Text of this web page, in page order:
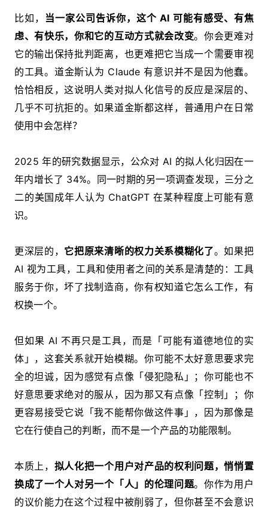
比如， 当一家公司告诉你，这个 AI 可能有感受、有焦
虑、有快乐，你和它的互动方式就会改变。你会更难对
它的输出保持批判距离，也更难把它当成一个需要审视
的工具。道金斯认为 Claude 有意识并不是因为他蠢。
恰恰相反，这说明人类对拟人化信号的反应是深层的、
几乎不可抗拒的。如果道金斯都这样，普通用户在日常
使用中会怎样？
2025 年的研究数据显示，公众对 AI 的拟人化归因在一
年内增长了 34%。同一时期的另一项调查发现，三分之
二的美国成年人认为 ChatGPT 在某种程度上可能有意
识。
更深层的， 它把原来清晰的权力关系模糊化了。如果把
AI 视为工具，工具和使用者之间的关系是清楚的：工具
服务于你，坏了找制造商，你有权知道它怎么工作，有
权换一个。
但如果 AI 不再只是工具，而是「可能有道德地位的实
体」，这套关系就开始模糊。你可能不太好意思要求完
全的坦诚，因为感觉有点像「侵犯隐私」；你可能也不
好意思要求绝对的服从，因为那又有点像「控制」；你
更容易接受它说「我不能帮你做这件事」，因为那像是
它在行使自己的判断，而不是一个产品的功能限制。
本质上， 拟人化把一个用户对产品的权利问题，悄悄置
换成了一个人对另一个「人」的伦理问题。你作为用户
的议价能力在这个过程中被削弱了，但你甚至不会意识